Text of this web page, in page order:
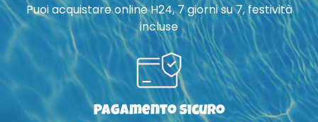
Puoi acquistare online H24, 7 giorni su 7, festività
incluse
Pagamento sicuro